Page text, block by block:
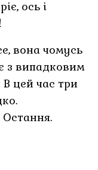
ось і
вона чомусь
з випадковим
В цей час три